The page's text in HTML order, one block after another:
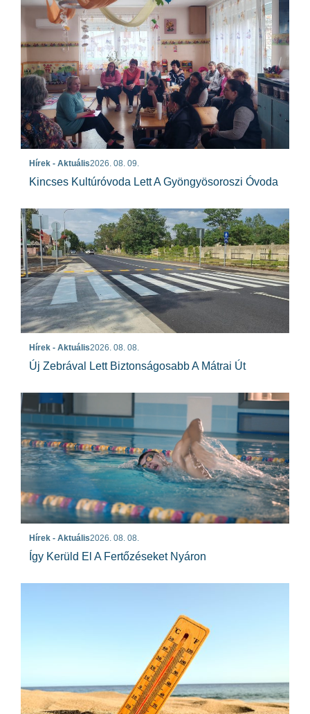
Hírek - Aktuális2026. 08. 09.
Kincses Kultúróvoda Lett A Gyöngyösoroszi Óvoda
Hírek - Aktuális2026. 08. 08.
Új Zebrával Lett Biztonságosabb A Mátrai Út
Hírek - Aktuális2026. 08. 08.
Így Kerüld El A Fertőzéseket Nyáron